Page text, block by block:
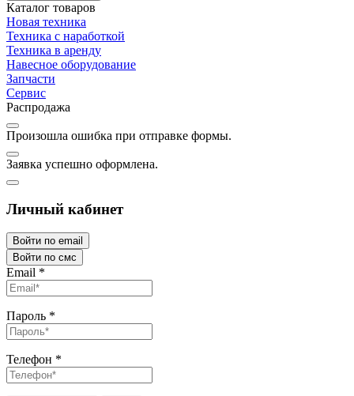
Каталог товаров
Новая техника
Техника с наработкой
Техника в аренду
Навесное оборудование
Запчасти
Сервис
Распродажа
Произошла ошибка при отправке формы.
Заявка успешно оформлена.
Личный кабинет
Войти по email
Войти по смс
Email *
Пароль *
Телефон *